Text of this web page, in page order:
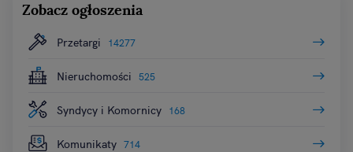
Zobacz ogłoszenia
Przetargi 14277
Nieruchomości 525
Syndycy i Komornicy 168
Komunikaty 714